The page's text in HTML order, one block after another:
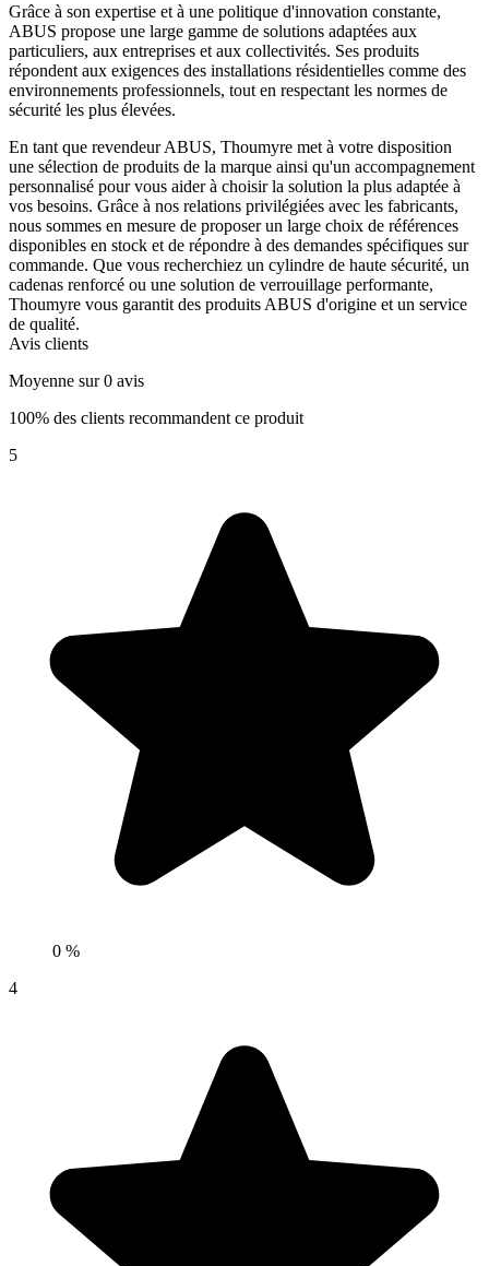
Grâce à son expertise et à une politique d'innovation constante,
ABUS propose une large gamme de solutions adaptées aux
particuliers, aux entreprises et aux collectivités. Ses produits
répondent aux exigences des installations résidentielles comme des
environnements professionnels, tout en respectant les normes de
sécurité les plus élevées.
En tant que revendeur ABUS, Thoumyre met à votre disposition
une sélection de produits de la marque ainsi qu'un accompagnement
personnalisé pour vous aider à choisir la solution la plus adaptée à
vos besoins. Grâce à nos relations privilégiées avec les fabricants,
nous sommes en mesure de proposer un large choix de références
disponibles en stock et de répondre à des demandes spécifiques sur
commande. Que vous recherchiez un cylindre de haute sécurité, un
cadenas renforcé ou une solution de verrouillage performante,
Thoumyre vous garantit des produits ABUS d'origine et un service
de qualité.
Avis clients
Moyenne sur 0 avis
100% des clients recommandent ce produit
5
0 %
4